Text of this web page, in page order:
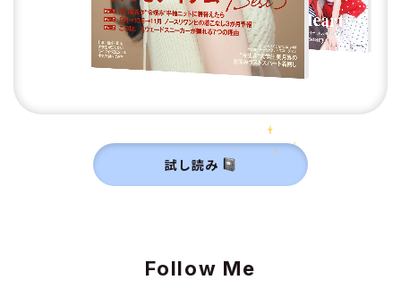
試し読み
Follow Me